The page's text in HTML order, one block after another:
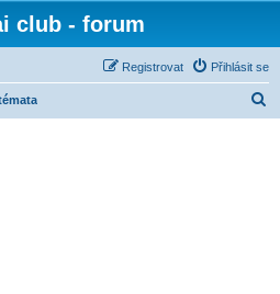
club - forum
Přihlásit se
Registrovat